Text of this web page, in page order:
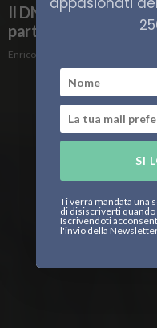
Il DNA restituisce
partecipanti alla
Enrico Peschiera
SI
Ti verrà mandata una
di disiscriverti quando
Iscrivendoti
l'invio della